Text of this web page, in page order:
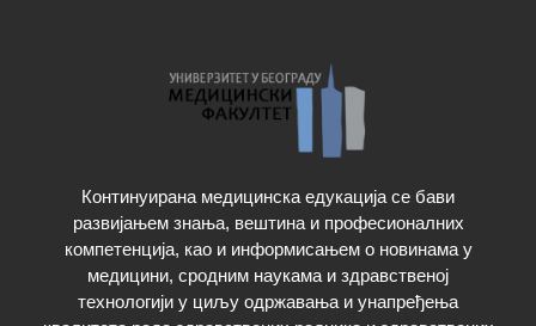
концептуално разумевање, користећи податке у
контексту са адекватном интерпретацијом добијених
Кандидат има право једном да одговори на
постављено питање, а уколико тачно одговори на
најмање 60% питања сматраће се да је положио тест.
Едукативни циљеви
Континуирана медицинска едукација се бави
развијањем знања, вештина и професионалних
компетенција, као и информисањем о новинама у
медицини, сродним наукама и здравственој
технологији у циљу одржавања и унапређења